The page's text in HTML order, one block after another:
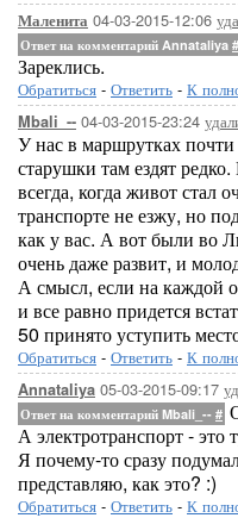
Маленита 04-03-2015-12:06
Ответ на комментарий Annataliya #
Зареклись.
Обратиться - Ответить - К
Mbali_-- 04-03-2015-23:24
У нас в маршрутках
старушки там ездят
всегда, когда живот стал
транспорте не езжу, но
как у вас. А вот были во
очень даже развит, и
А смысл, если на каждой
и все равно придется
50 принято уступить
Обратиться - Ответить - К
Annataliya 05-03-2015-09:17
Ответ на комментарий Mbali_-- #
А электротранспорт -
Я почему-то сразу
представляю, как это? :)
Обратиться - Ответить - К